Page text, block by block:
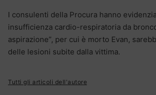
I consulenti della Procura hanno
insufficienza cardio-respiratoria da
aspirazione”, per cui è morto Evan,
delle lesioni subite dalla vittima.
Tutti gli articoli dell'autore